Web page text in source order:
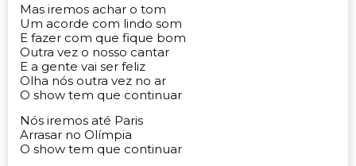
Mas iremos achar o tom
Um acorde com lindo som
E fazer com que fique bom
Outra vez o nosso cantar
E a gente vai ser feliz
Olha nós outra vez no ar
O show tem que continuar
Nós iremos até Paris
Arrasar no Olímpia
O show tem que continuar